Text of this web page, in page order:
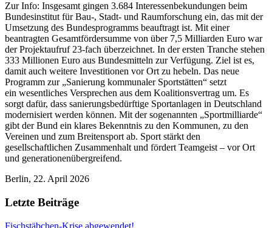
Zur Info: Insgesamt gingen 3.684 Interessenbekundungen beim
Bundesinstitut für Bau-, Stadt- und Raumforschung ein, das mit der
Umsetzung des Bundesprogramms beauftragt ist. Mit einer
beantragten Gesamtfördersumme von über 7,5 Milliarden Euro war
der Projektaufruf 23-fach überzeichnet. In der ersten Tranche stehen
333 Millionen Euro aus Bundesmitteln zur Verfügung. Ziel ist es,
damit auch weitere Investitionen vor Ort zu hebeln. Das neue
Programm zur „Sanierung kommunaler Sportstätten“ setzt
ein wesentliches Versprechen aus dem Koalitionsvertrag um. Es
sorgt dafür, dass sanierungsbedürftige Sportanlagen in Deutschland
modernisiert werden können. Mit der sogenannten „Sportmilliarde“
gibt der Bund ein klares Bekenntnis zu den Kommunen, zu den
Vereinen und zum Breitensport ab. Sport stärkt den
gesellschaftlichen Zusammenhalt und fördert Teamgeist – vor Ort
und generationenübergreifend.
Berlin, 22. April 2026
Letzte Beiträge
Fischstäbchen-Krise abgewendet!